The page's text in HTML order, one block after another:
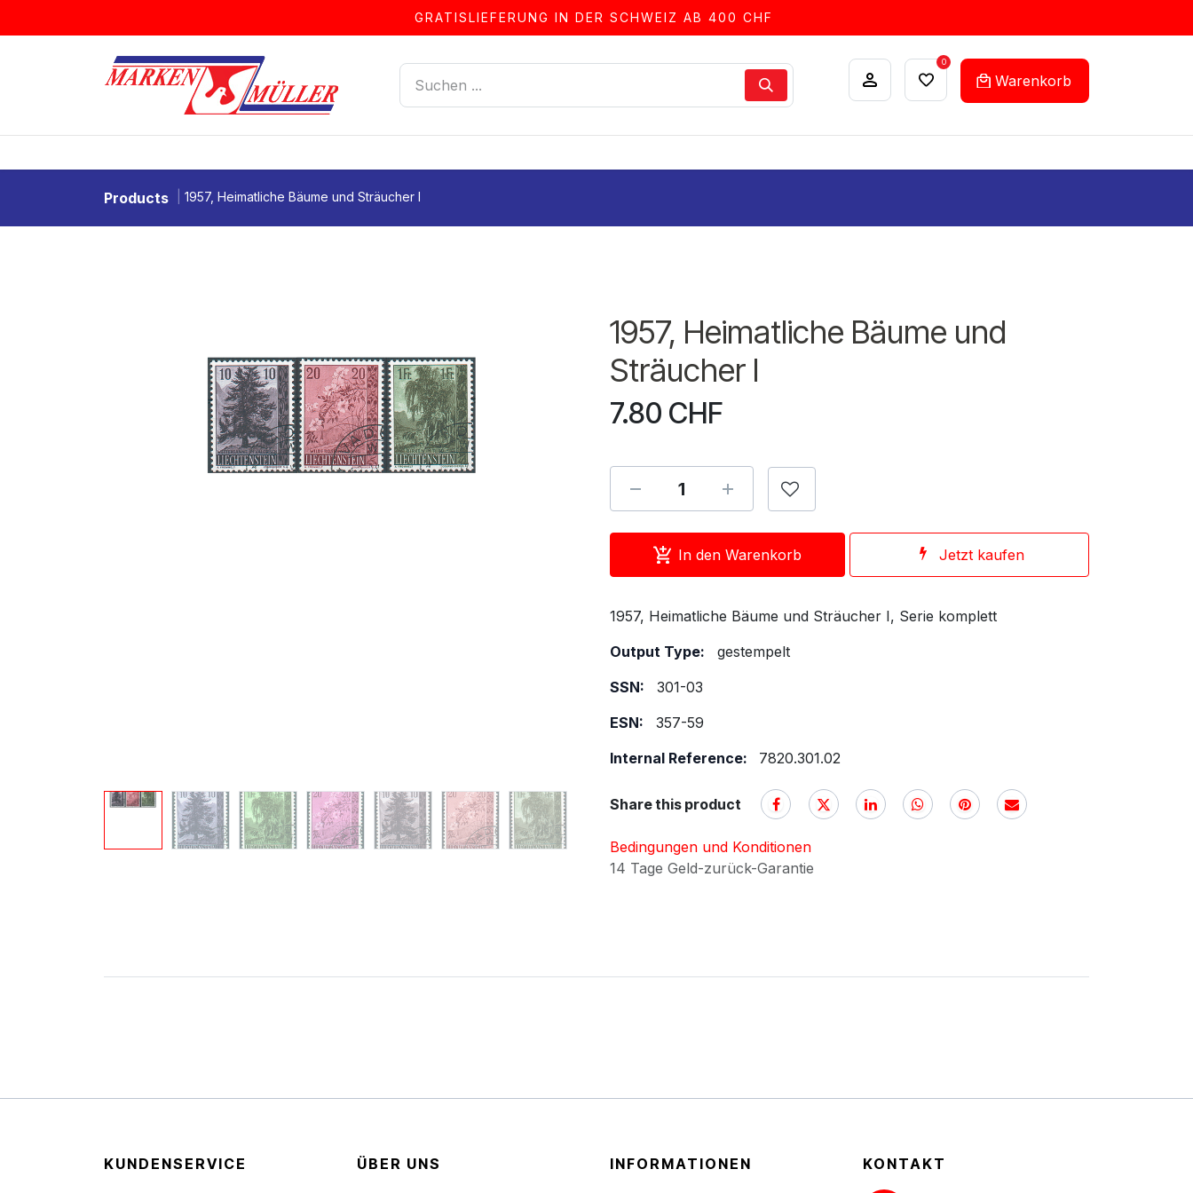
GRATISLIEFERUNG IN DER SCHWEIZ AB 400 CHF
0
Warenkorb
Products 1957, Heimatliche Bäume und Sträucher I
1957, Heimatliche Bäume und
Sträucher I
7.80 CHF
In den Warenkorb Jetzt kaufen
1957, Heimatliche Bäume und Sträucher I, Serie komplett
Output Type:
gestempelt
SSN:
301-03
ESN:
357-59
Internal Reference:
7820.301.02
Share this product
Bedingungen und Konditionen
14 Tage Geld-zurück-Garantie
KUNDENSERVICE ÜBER UNS INFORMATIONEN KONTAKT